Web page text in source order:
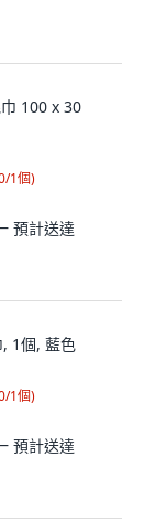
100 x 30
1個)
預計送達
1個, 藍色
1個)
預計送達